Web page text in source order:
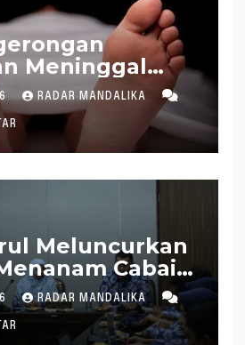
Meninggal
Ikan di
RADAR MANDALIKA
Meluncurkan
Cabai
RADAR MANDALIKA